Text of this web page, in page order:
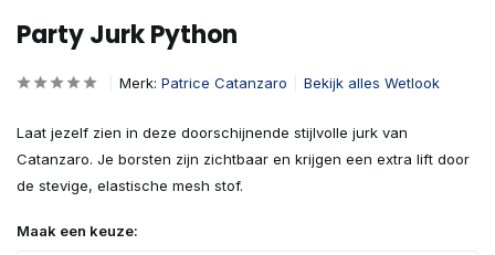
Party Jurk Python
Merk: Patrice Catanzaro Bekijk alles Wetlook
Laat jezelf zien in deze doorschijnende stijlvolle jurk van
Catanzaro. Je borsten zijn zichtbaar en krijgen een extra lift door
de stevige, elastische mesh stof.
Maak een keuze: